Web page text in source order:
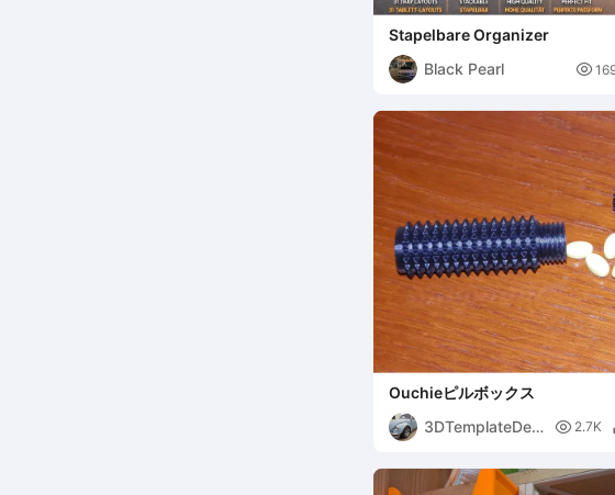
Stapelbare Organizer
Black Pearl

Ouchieピルボックス
3DTemplateDesi
 2.7K